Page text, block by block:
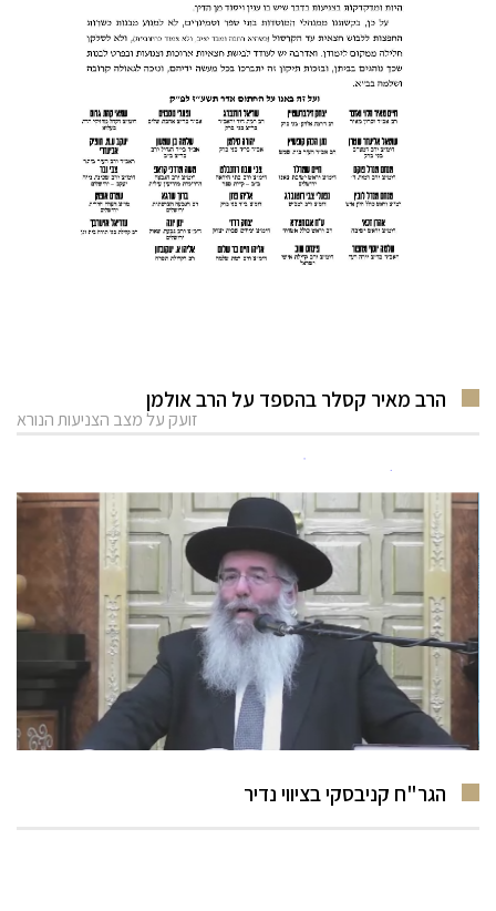
הרב מאיר קסלר בהספד על הרב אולמן
זועק על מצב הצניעות הנורא
הגר"ח קניבסקי בציווי נדיר